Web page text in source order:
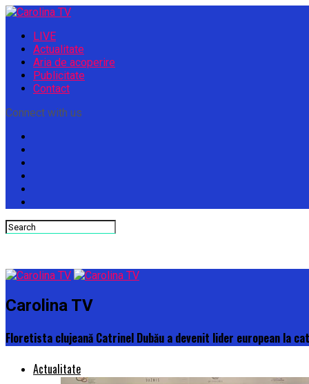
LIVE
Actualitate
Aria de acoperire
Publicitate
Contact
Connect with us
Carolina TV
Floretista clujeană Catrinel Dubău a devenit lider european la
Actualitate